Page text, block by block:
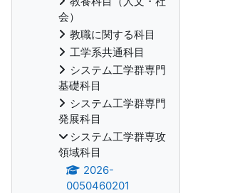
会）
教職に関する科目
工学系共通科目
システム工学群専門
基礎科目
システム工学群専門
発展科目
システム工学群専攻
領域科目
2026-
0050460201